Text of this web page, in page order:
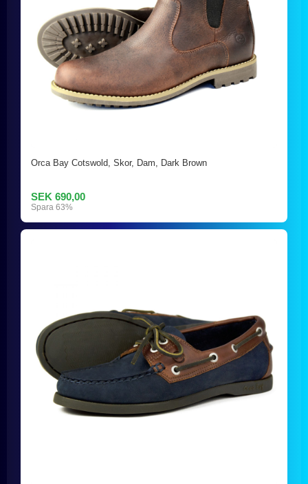
Orca Bay Cotswold, Skor, Dam, Dark Brown
SEK 690,00
Spara 63%